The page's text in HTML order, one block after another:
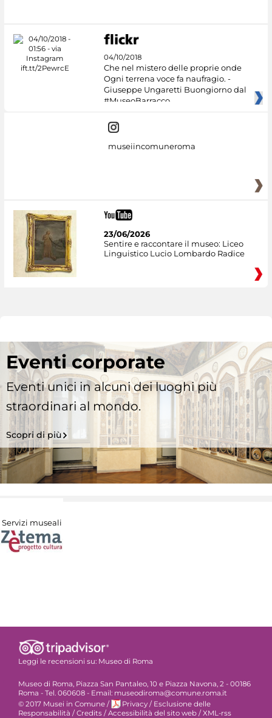
04/10/2018
Che nel mistero delle proprie onde
Ogni terrena voce fa naufragio. -
Giuseppe Ungaretti Buongiorno dal
#MuseoBarracco
museiincomuneroma
23/06/2026
Sentire e raccontare il museo: Liceo
Linguistico Lucio Lombardo Radice
Eventi corporate
Eventi unici in alcuni dei luoghi più
straordinari al mondo.
Scopri di più
Servizi museali
Leggi le recensioni su: Museo di Roma
Museo di Roma, Piazza San Pantaleo, 10 e Piazza Navona, 2 - 00186
Roma - Tel. 060608 - Email: museodiroma@comune.roma.it
© 2017 Musei in Comune / Privacy / Esclusione delle
Responsabilità / Credits / Accessibilità del sito web / XML-rss